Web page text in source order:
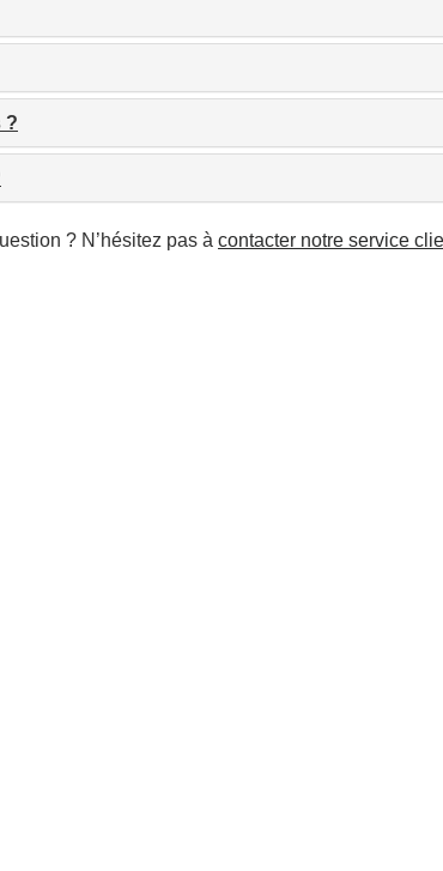
?
? N’hésitez pas à contacter notre service